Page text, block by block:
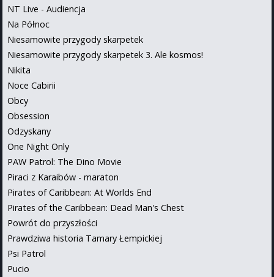
NT Live - Audiencja
Na Północ
Niesamowite przygody skarpetek
Niesamowite przygody skarpetek 3. Ale kosmos!
Nikita
Noce Cabirii
Obcy
Obsession
Odzyskany
One Night Only
PAW Patrol: The Dino Movie
Piraci z Karaibów - maraton
Pirates of Caribbean: At Worlds End
Pirates of the Caribbean: Dead Man's Chest
Powrót do przyszłości
Prawdziwa historia Tamary Łempickiej
Psi Patrol
Pucio